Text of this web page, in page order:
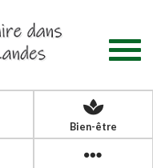
Bien-être